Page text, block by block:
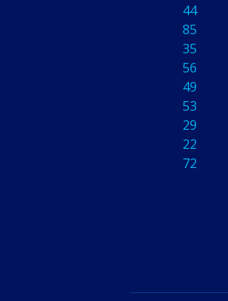
44
85
35
56
49
53
29
22
72